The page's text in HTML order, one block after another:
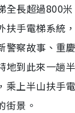
全長超過800
扶手電梯系統
警察故事、重
地到此來一趟
乘上半山扶手
街景。